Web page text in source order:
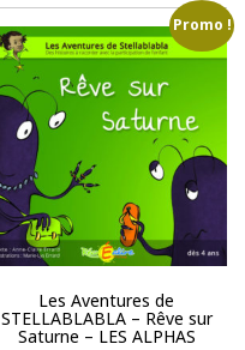
Promo !
Les Aventures de
STELLABLABLA – Rêve sur
Saturne – LES ALPHAS